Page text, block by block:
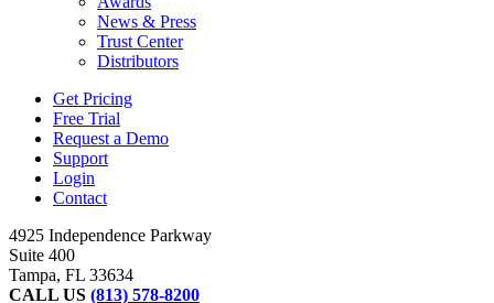
News & Press
Trust Center
Distributors
Get Pricing
Free Trial
Request a Demo
Support
Login
Contact
4925 Independence Parkway
Suite 400
Tampa, FL 33634
CALL US (813) 578-8200